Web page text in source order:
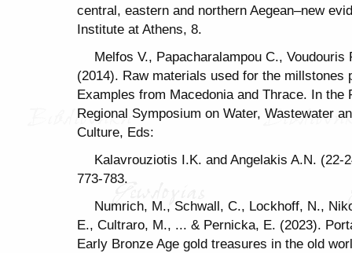
central, eastern and northern Aegean–new
Institute at Athens, 8.
Melfos V., Papacharalampou C.,
(2014). Raw materials used for the millstones
Examples from Macedonia and Thrace. In the
Regional Symposium on Water, Wastewater
Culture, Eds:
Kalavrouziotis I.K. and Angelakis A.N. (22-
773-783.
Numrich, M., Schwall, C., Lockhoff, N.,
E., Cultraro, M., ... & Pernicka, E. (2023).
Early Bronze Age gold treasures in the old